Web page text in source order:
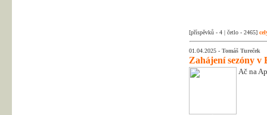
[příspěvků - 4 | četlo - 2465]
01.04.2025 - Tomáš Tureček
Zahájení sezóny v
Ač na